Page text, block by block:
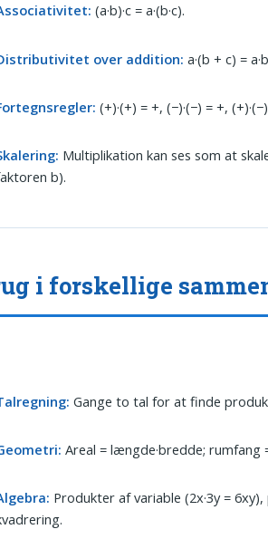
(a·b)·c = a·(b·c).
over addition: a·(b + c) =
(+)·(+) = +, (−)·(−) = +,
Multiplikation kan ses som at
b).
i forskellige
Gange to tal for at finde
Areal = længde·bredde; rumfang
Produkter af variable (2x·3y =